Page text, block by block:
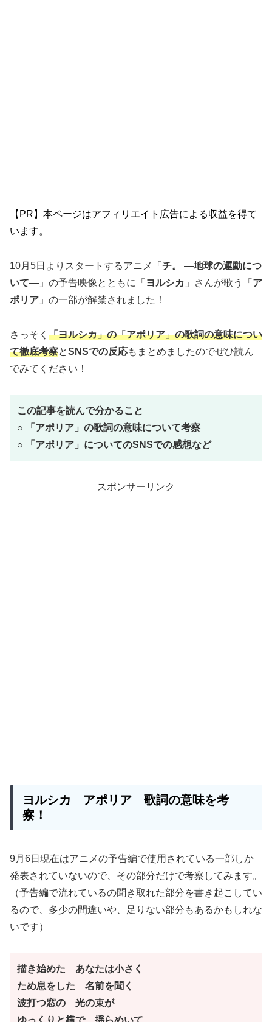
【PR】本ページはアフィリエイト広告による収益を得て
います。
10月5日よりスタートするアニメ「 チ。 ―地球の運動につ
いて― 」の予告映像とともに「 ヨルシカ 」さんが歌う「 ア
ポリア 」の一部が解禁されました！
さっそく 「ヨルシカ」の「アポリア」の歌詞の意味につい
て徹底考察とSNSでの反応もまとめましたのでぜひ読ん
でみてください！
この記事を読んで分かること
○
「 アポリア 」 の歌詞の意味について考察
○
「 アポリア 」 についてのSNSでの感想など
スポンサーリンク
ヨルシカ アポリア 歌詞の意味を考
察！
9月6日現在はアニメの予告編で使用されている一部しか
発表されていないので、その部分だけで考察してみます。
（予告編で流れているの聞き取れた部分を書き起こしてい
るので、多少の間違いや、足りない部分もあるかもしれな
いです）
描き始めた あなたは小さく
ため息をした 名前を聞く
波打つ窓の 光の束が
ゆっくりと横で 揺らめいて